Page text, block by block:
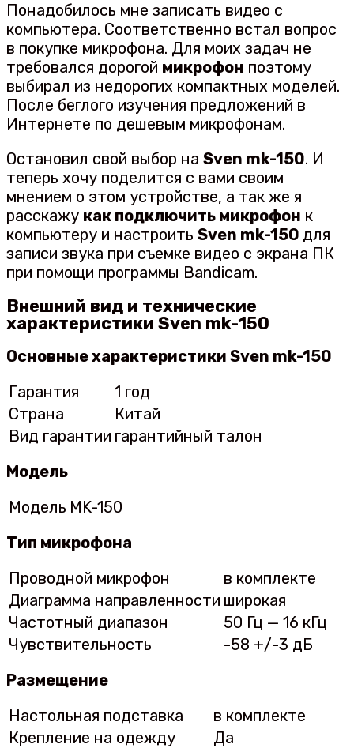
Понадобилось мне записать видео с
компьютера. Соответственно встал вопрос
в покупке микрофона. Для моих задач не
требовался дорогой микрофон поэтому
выбирал из недорогих компактных моделей.
После беглого изучения предложений в
Интернете по дешевым микрофонам.
Остановил свой выбор на Sven mk-150. И
теперь хочу поделится с вами своим
мнением о этом устройстве, а так же я
расскажу как подключить микрофон к
компьютеру и настроить Sven mk-150 для
записи звука при съемке видео с экрана ПК
при помощи программы Bandicam.
Внешний вид и технические
характеристики Sven mk-150
Основные характеристики Sven mk-150
Гарантия
1 год
Страна
Китай
Вид гарантии гарантийный талон
Модель
Модель MK-150
Тип микрофона
Проводной микрофон
в комплекте
Диаграмма направленности широкая
Частотный диапазон
50 Гц — 16 кГц
Чувствительность
-58 +/-3 дБ
Размещение
Настольная подставка
в комплекте
Крепление на одежду
Да